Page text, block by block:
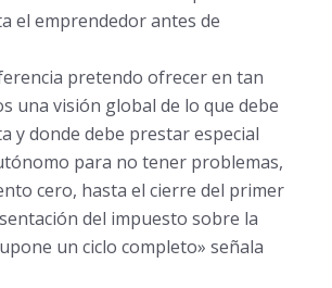
el emprendedor antes de
pretendo ofrecer en tan
una visión global de lo que debe
y donde debe prestar especial
para no tener problemas,
cero, hasta el cierre del primer
del impuesto sobre la
un ciclo completo» señala